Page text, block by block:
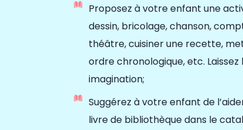
Proposez à votre enfant une
dessin, bricolage, chanson,
théâtre, cuisiner une recette,
ordre chronologique, etc. Laissez
imagination;
Suggérez à votre enfant de
livre de bibliothèque dans le